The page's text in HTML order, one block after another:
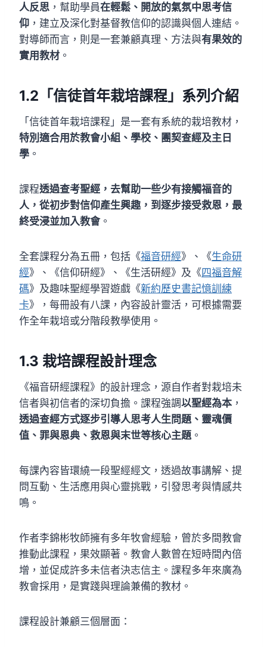
人反思 ，幫助學員在輕鬆、開放的氣氛中思考信
仰 ，建立及深化對基督教信仰的認識與個人連結。
對導師而言，則是一套兼顧真理、方法與有果效的
實用教材 。
1.2 「信徒首年栽培課程」系列 介紹
「信徒首年栽培課程」是一套有系統的栽培教材，
特別適合用於教會小組 、 學校、團契查經及主日
學 。
課程透過查考聖經，去幫助一些少有接觸福音的
人，從初步對信仰產生興趣，到逐步接受救恩，最
終受浸並加入教會。
全套課程分為五冊，包括《福音研經》、《生命研
經》、《信仰研經》、《生活研經》及《四福音解
碼》及趣味聖經學習遊戲《新約歷史書記憶訓練
卡》，每冊設有八課，內容設計靈活，可根據需要
作全年栽培或分階段教學使用。
1.3 栽培課程設計理念
《福音研經課程》的設計理念，源自作者對栽培未
信者與初信者的深切負擔。課程強調以聖經為本 ，
透過查經方式逐步引導人思考人生問題、靈魂價
值、罪與恩典、救恩與末世等核心主題 。
每課內容皆環繞一段聖經經文，透過故事講解、提
問互動、生活應用與心靈挑戰，引發思考與情感共
鳴。
作者李錦彬牧師擁有多年牧會經驗，曾於多間教會
推動此課程，果效顯著。教會人數曾在短時間內倍
增，並促成許多未信者決志信主。課程多年來廣為
教會採用，是實踐與理論兼備的教材。
課程設計兼顧三個層面：